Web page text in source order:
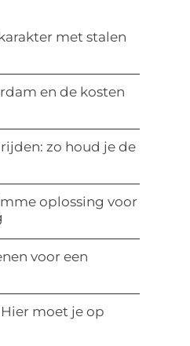
met stalen
en de kosten
zo houd je de
oplossing voor
voor een
moet je op